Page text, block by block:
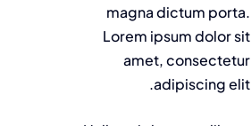
magna dictum porta.
Lorem ipsum dolor sit
amet, consectetur
adipiscing elit.